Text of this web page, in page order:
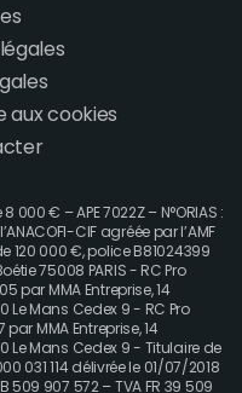
cookies
000 € – APE 7022Z – N°ORIAS :
CIF agréée par l’AMF
000 €, police B81024399
75008 PARIS - RC Pro
par MMA Entreprise, 14
Le Mans Cedex 9 - RC Pro
MMA Entreprise, 14
Le Mans Cedex 9 - Titulaire de
031 114 délivrée le 01/07/2018
509 907 572 – TVA FR 39 509